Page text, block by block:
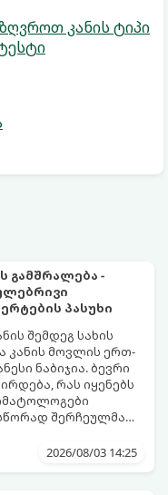
კანის ტიპი
გამშრალება -
პასუხი
შემდეგ სახის
კანის მოვლის ერთ-
ნაბიჯია. ბევრი
რას იყენებს
შერჩეულმა
და
- ტრადიციული
2026/08/03 14:25